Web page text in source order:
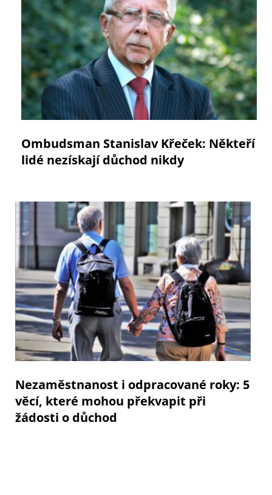
Ombudsman Stanislav Křeček: Někteří
lidé nezískají důchod nikdy
Nezaměstnanost i odpracované roky: 5
věcí, které mohou překvapit při
žádosti o důchod